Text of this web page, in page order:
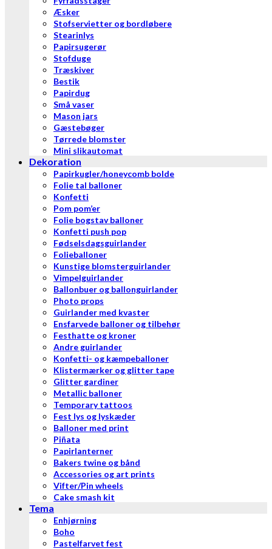
Æsker
Stofservietter og bordløbere
Stearinlys
Papirsugerør
Stofduge
Træskiver
Bestik
Papirdug
Små vaser
Mason jars
Gæstebøger
Tørrede blomster
Mini slikautomat
Dekoration
Papirkugler/honeycomb bolde
Folie tal balloner
Konfetti
Pom pom’er
Folie bogstav balloner
Konfetti push pop
Fødselsdagsguirlander
Folieballoner
Kunstige blomsterguirlander
Vimpelguirlander
Ballonbuer og ballonguirlander
Photo props
Guirlander med kvaster
Ensfarvede balloner og tilbehør
Festhatte og kroner
Andre guirlander
Konfetti- og kæmpeballoner
Klistermærker og glitter tape
Glitter gardiner
Metallic balloner
Temporary tattoos
Fest lys og lyskæder
Balloner med print
Piñata
Papirlanterner
Bakers twine og bånd
Accessories og art prints
Vifter/Pin wheels
Cake smash kit
Tema
Enhjørning
Boho
Pastelfarvet fest